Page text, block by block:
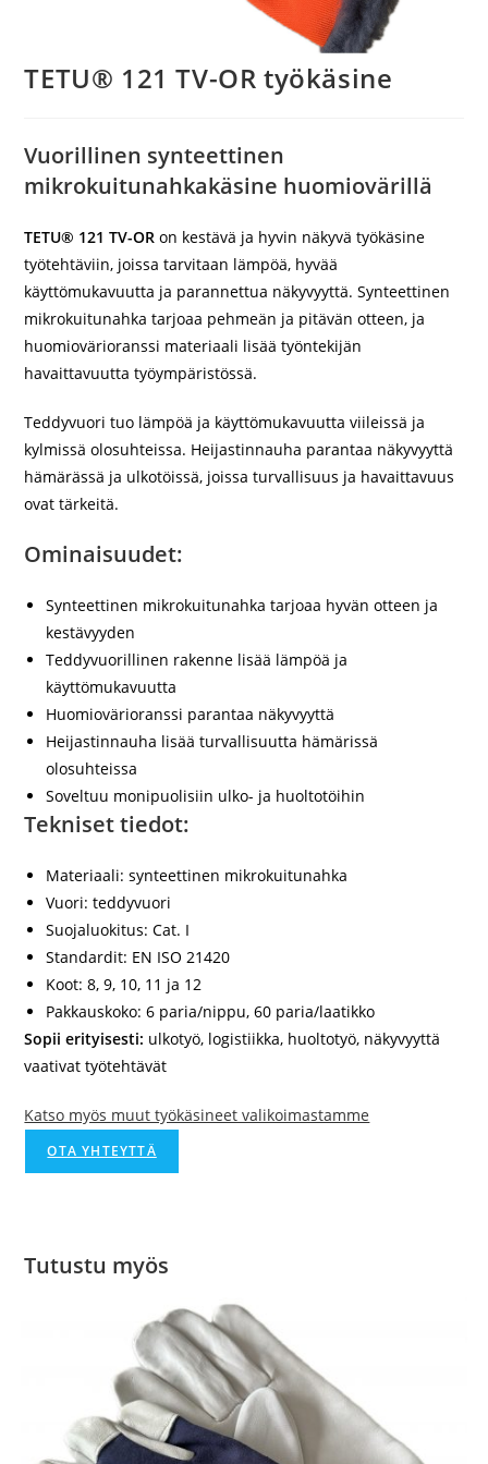
TETU® 121 TV-OR työkäsine
Vuorillinen synteettinen
mikrokuitunahkakäsine huomiovärillä
TETU® 121 TV-OR on kestävä ja hyvin näkyvä työkäsine
työtehtäviin, joissa tarvitaan lämpöä, hyvää
käyttömukavuutta ja parannettua näkyvyyttä. Synteettinen
mikrokuitunahka tarjoaa pehmeän ja pitävän otteen, ja
huomiovärioranssi materiaali lisää työntekijän
havaittavuutta työympäristössä.
Teddyvuori tuo lämpöä ja käyttömukavuutta viileissä ja
kylmissä olosuhteissa. Heijastinnauha parantaa näkyvyyttä
hämärässä ja ulkotöissä, joissa turvallisuus ja havaittavuus
ovat tärkeitä.
Ominaisuudet:
Synteettinen mikrokuitunahka tarjoaa hyvän otteen ja
kestävyyden
Teddyvuorillinen rakenne lisää lämpöä ja
käyttömukavuutta
Huomiovärioranssi parantaa näkyvyyttä
Heijastinnauha lisää turvallisuutta hämärissä
olosuhteissa
Soveltuu monipuolisiin ulko- ja huoltotöihin
Tekniset tiedot:
Materiaali: synteettinen mikrokuitunahka
Vuori: teddyvuori
Suojaluokitus: Cat. I
Standardit: EN ISO 21420
Koot: 8, 9, 10, 11 ja 12
Pakkauskoko: 6 paria/nippu, 60 paria/laatikko
Sopii erityisesti: ulkotyö, logistiikka, huoltotyö, näkyvyyttä
vaativat työtehtävät
Katso myös muut työkäsineet valikoimastamme
OTA YHTEYTTÄ
Tutustu myös